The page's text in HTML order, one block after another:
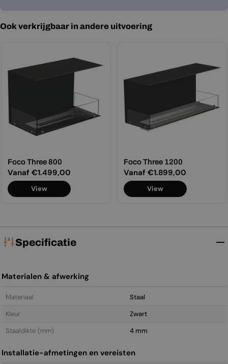
Ook verkrijgbaar in andere uitvoering
Foco Three 800
Normale
prijs
Vanaf €1.499,00
View
Foco Three 1200
Normale
prijs
Vanaf €1.899,00
View
Specificatie
Materialen & afwerking
Materiaal
Staal
Kleur
Zwart
Staal­dikte (mm)
4 mm
Installatie-afmetingen en vereisten